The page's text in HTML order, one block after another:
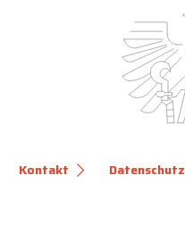
Kontakt Datenschutz